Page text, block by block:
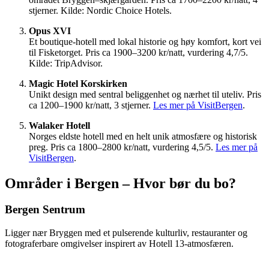
stjerner. Kilde: Nordic Choice Hotels.
Opus XVI
Et boutique-hotell med lokal historie og høy komfort, kort vei
til Fisketorget. Pris ca 1900–3200 kr/natt, vurdering 4,7/5.
Kilde: TripAdvisor.
Magic Hotel Korskirken
Unikt design med sentral beliggenhet og nærhet til uteliv. Pris
ca 1200–1900 kr/natt, 3 stjerner. Les mer på VisitBergen.
Walaker Hotell
Norges eldste hotell med en helt unik atmosfære og historisk
preg. Pris ca 1800–2800 kr/natt, vurdering 4,5/5. Les mer på
VisitBergen.
Områder i Bergen – Hvor bør du bo?
Bergen Sentrum
Ligger nær Bryggen med et pulserende kulturliv, restauranter og
fotograferbare omgivelser inspirert av Hotell 13-atmosfæren.